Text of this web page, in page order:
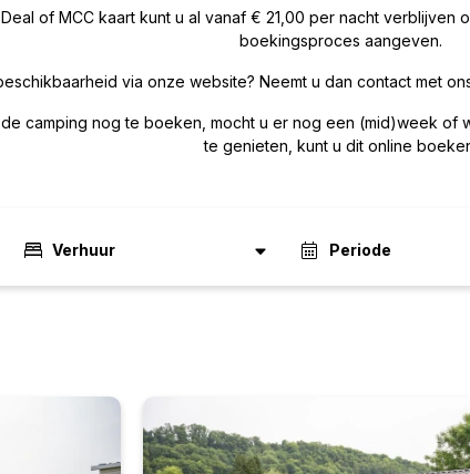
of MCC kaart kunt u al vanaf € 21,00 per nacht
boekingsproces aangeven.
via onze website? Neemt u dan contact met
camping nog te boeken, mocht u er nog een (mid)week
te genieten, kunt u dit online
Verhuur Periode
tot 4 jaar
Ma Di Wo Do Vr Za Zo